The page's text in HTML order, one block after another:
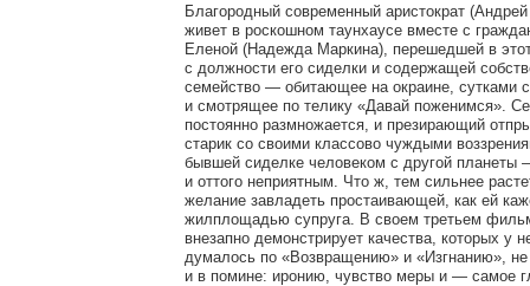
Благородный современный аристократ
живет в роскошном таунхаусе вместе с
Еленой (Надежда Маркина), перешедшей в
с должности его сиделки и содержащей
семейство — обитающее на окраине, сутками
и смотрящее по телику «Давай поженимся».
постоянно размножается, и презирающий
старик со своими классово чуждыми
бывшей сиделке человеком с другой планеты
и оттого неприятным. Что ж, тем сильнее
желание завладеть простаивающей, как ей
жилплощадью супруга. В своем третьем
внезапно демонстрирует качества, которых у
думалось по «Возвращению» и «Изгнанию»,
и в помине: иронию, чувство меры и — самое